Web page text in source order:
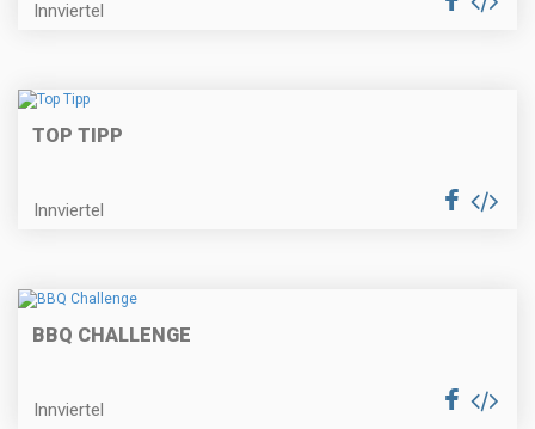
Innviertel
TOP TIPP
Innviertel
BBQ CHALLENGE
Innviertel